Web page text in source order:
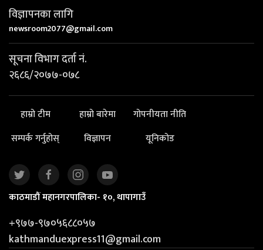
विज्ञापनका लागि
newsroom2077@gmail.com
सूचना विभाग दर्ता नं.
२६८६/२०७७-०७८
हाम्रो टीम हाम्रो बारेमा
गोपनीयता नीति
सम्पर्क गर्नुहोस्
विज्ञापन यूनिकोड
काठमाडौं महानगरपालिका- १०, थापागाउँ
+९७७-९७०५६८८०५७
kathmanduexpress11@gmail.com